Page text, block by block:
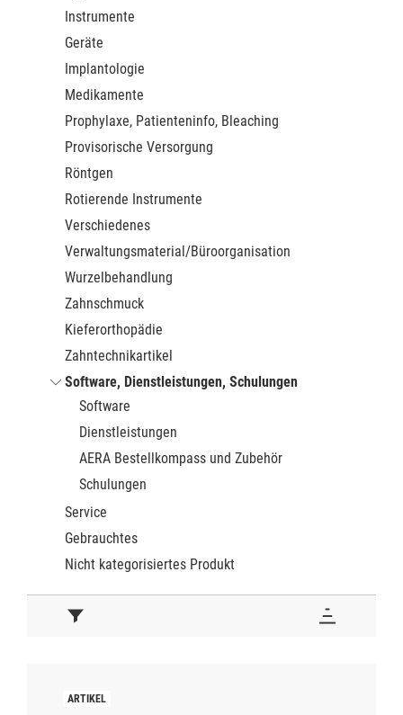
Instrumente
Geräte
Implantologie
Medikamente
Prophylaxe, Patienteninfo, Bleaching
Provisorische Versorgung
Röntgen
Rotierende Instrumente
Verschiedenes
Verwaltungsmaterial/Büroorganisation
Wurzelbehandlung
Zahnschmuck
Kieferorthopädie
Zahntechnikartikel
Software, Dienstleistungen, Schulungen
Software
Dienstleistungen
AERA Bestellkompass und Zubehör
Schulungen
Service
Gebrauchtes
Nicht kategorisiertes Produkt